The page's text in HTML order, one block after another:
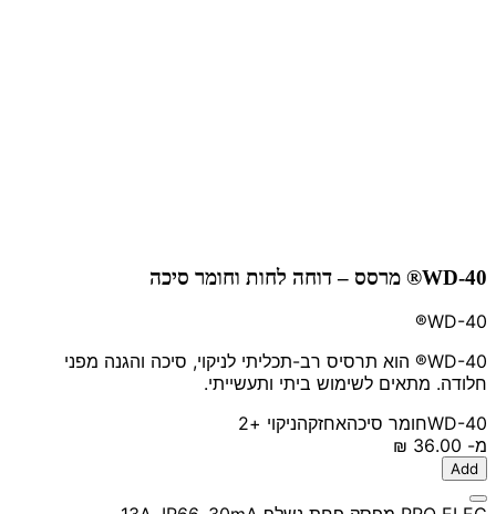
WD-40® מרסס – דוחה לחות וחומר סיכה
WD-40®
WD-40® הוא תרסיס רב-תכליתי לניקוי, סיכה והגנה מפני
חלודה. מתאים לשימוש ביתי ותעשייתי.
WD-40חומר סיכהאחזקהניקוי +2
מ-
Add